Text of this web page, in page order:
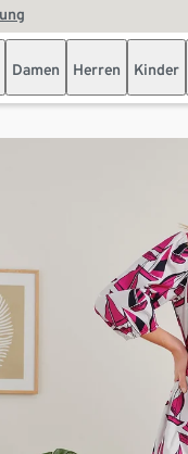
Damen Herren Kinder